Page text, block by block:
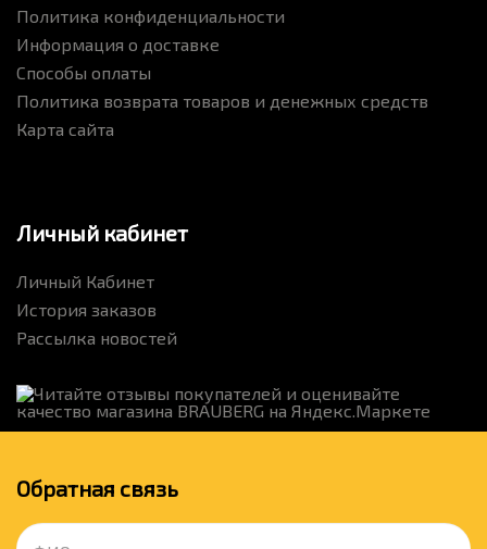
Политика конфиденциальности
Информация о доставке
Способы оплаты
Политика возврата товаров и денежных средств
Карта сайта
Личный кабинет
Личный Кабинет
История заказов
Рассылка новостей
Обратная связь